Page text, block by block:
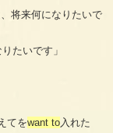
将来何になりたいで
たいです」
てをwant to入れた